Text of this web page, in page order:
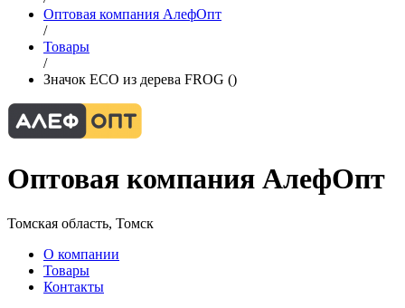
Оптовая компания АлефОпт
/
Товары
/
Значок ECO из дерева FROG ()
Оптовая компания АлефОпт
Томская область, Томск
О компании
Товары
Контакты